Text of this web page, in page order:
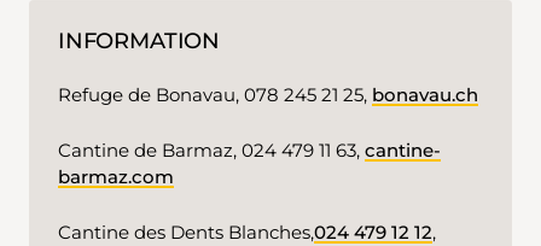
INFORMATION
Refuge de Bonavau, 078 245 21 25, bonavau.ch
Cantine de Barmaz, 024 479 11 63, cantine-
barmaz.com
Cantine des Dents Blanches,024 479 12 12,